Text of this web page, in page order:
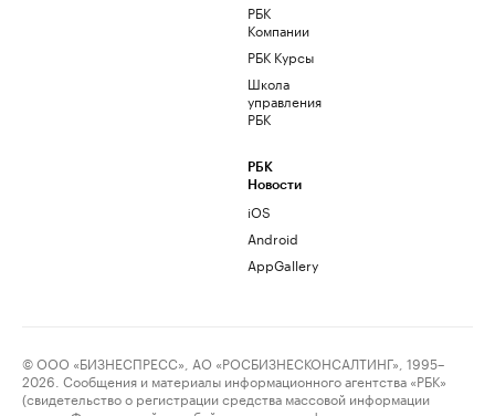
РБК
Компании
РБК Курсы
Школа
управления
РБК
РБК
Новости
iOS
Android
AppGallery
© ООО «БИЗНЕСПРЕСС», АО «РОСБИЗНЕСКОНСАЛТИНГ», 1995–
2026. Сообщения и материалы информационного агентства «РБК»
(свидетельство о регистрации средства массовой информации